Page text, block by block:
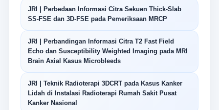
JRI | Perbedaan Informasi Citra Sekuen Thick-Slab
SS-FSE dan 3D-FSE pada Pemeriksaan MRCP
JRI | Perbandingan Informasi Citra T2 Fast Field
Echo dan Susceptibility Weighted Imaging pada MRI
Brain Axial Kasus Microbleeds
JRI | Teknik Radioterapi 3DCRT pada Kasus Kanker
Lidah di Instalasi Radioterapi Rumah Sakit Pusat
Kanker Nasional